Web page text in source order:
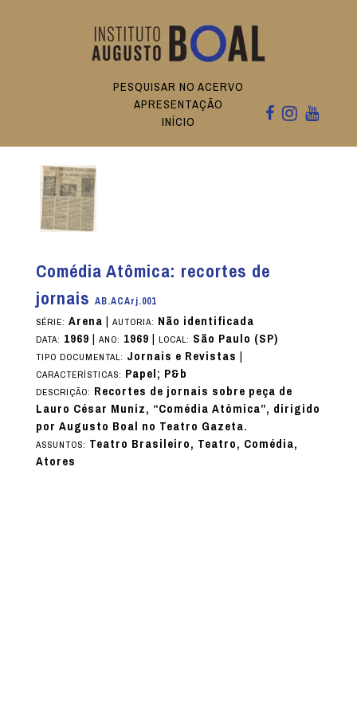
PESQUISAR NO ACERVO
APRESENTAÇÃO
INÍCIO
Comédia Atômica: recortes de
jornais AB.ACArj.001
SÉRIE: Arena| AUTORIA: Não identificada
DATA: 1969| ANO: 1969| LOCAL: São Paulo (SP)
TIPO DOCUMENTAL: Jornais e Revistas |
CARACTERÍSTICAS: Papel; P&b
DESCRIÇÃO: Recortes de jornais sobre peça de
Lauro César Muniz, “Comédia Atômica”, dirigido
por Augusto Boal no Teatro Gazeta.
ASSUNTOS: Teatro Brasileiro, Teatro, Comédia,
Atores